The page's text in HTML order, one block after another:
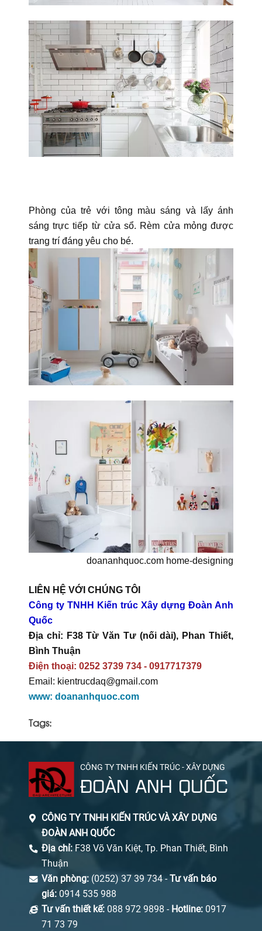
Phòng của trẻ với tông màu sáng và lấy ánh
sáng trực tiếp từ cửa sổ. Rèm cửa mỏng được
trang trí đáng yêu cho bé.
doananhquoc.com home-designing
LIÊN HỆ VỚI CHÚNG TÔI
Công ty TNHH Kiến trúc Xây dựng Đoàn Anh
Quốc
Địa chỉ: F38 Từ Văn Tư (nối dài), Phan Thiết,
Bình Thuận
Điện thoại: 0252 3739 734 - 0917717379
Email: kientrucdaq@gmail.com
www: doananhquoc.com
Tags:
CÔNG TY TNHH KIẾN TRÚC - XÂY DỰNG
ĐOÀN ANH QUỐC
CÔNG TY TNHH KIẾN TRÚC VÀ XÂY DỰNG
ĐOÀN ANH QUỐC
Địa chỉ:F38 Võ Văn Kiệt, Tp. Phan Thiết, Bình
Thuận
Văn phòng: (0252) 37 39 734 -Tư vấn báo
giá: 0914 535 988
Tư vấn thiết kế: 088 972 9898 - Hotline: 0917
71 73 79